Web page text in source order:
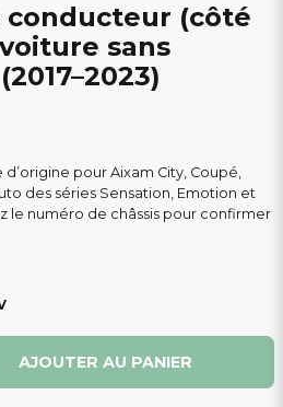
(côté
sans
pour Aixam City, Coupé,
des séries Sensation, Emotion et
le numéro de châssis pour confirmer
AJOUTER AU PANIER